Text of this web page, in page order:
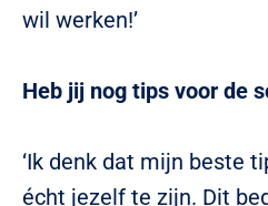
wil werken!’
Heb jij nog tips voor de
‘Ik denk dat mijn beste
écht jezelf te zijn. Dit